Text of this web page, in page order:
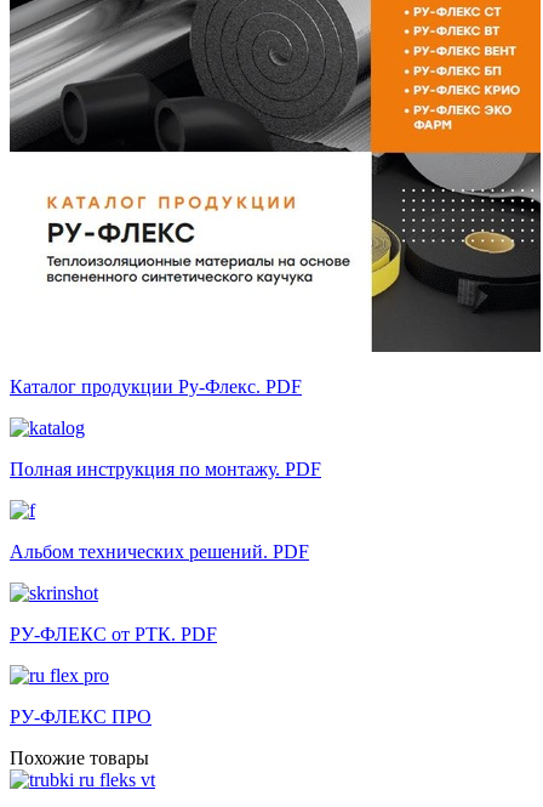
Каталог продукции Ру-Флекс. PDF
Полная инструкция по монтажу. PDF
Альбом технических решений. PDF
РУ-ФЛЕКС от РТК. PDF
РУ-ФЛЕКС ПРО
Похожие товары